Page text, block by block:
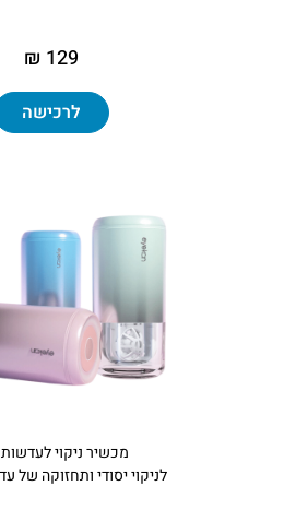
129 ₪
לרכישה
מכשיר ניקוי
לניקוי יסודי ותחזוקה של